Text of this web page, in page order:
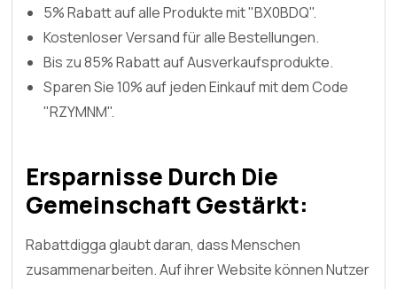
5% Rabatt auf alle Produkte mit "BX0BDQ".
Kostenloser Versand für alle Bestellungen.
Bis zu 85% Rabatt auf Ausverkaufsprodukte.
Sparen Sie 10% auf jeden Einkauf mit dem Code
"RZYMNM".
Ersparnisse Durch Die
Gemeinschaft Gestärkt:
Rabattdigga glaubt daran, dass Menschen
zusammenarbeiten. Auf ihrer Website können Nutzer